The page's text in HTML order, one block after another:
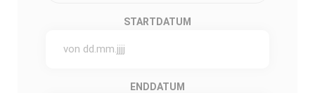
STARTDATUM
ENDDATUM